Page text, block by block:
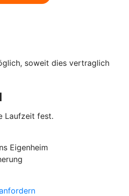
soweit dies vertraglich
Laufzeit fest.
Eigenheim